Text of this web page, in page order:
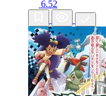
6.52